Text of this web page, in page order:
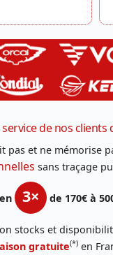
de nos clients
pas et ne mémorise
sans traçage
3× de 170€ à
stocks et
gratuite(*) en